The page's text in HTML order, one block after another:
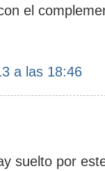
el
a las 18:46
suelto por